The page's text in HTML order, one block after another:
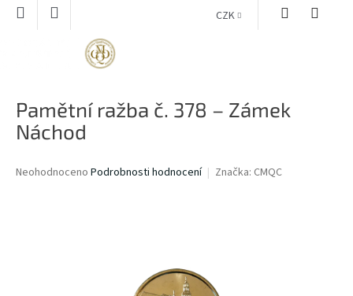
Přejít
CZK
Pamětní ražba č. 378 – Zámek
Náchod
Průměrné
Neohodnoceno Podrobnosti hodnocení Značka: CMQC